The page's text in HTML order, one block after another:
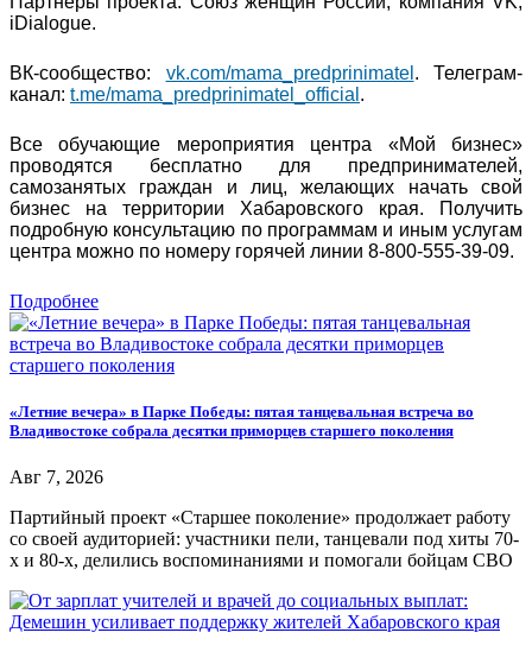
iDialogue.
ВК-сообщество: vk.com/mama_predprinimatel . Телеграм-
канал: t.me/mama_predprinimatel_official .
Все обучающие мероприятия центра «Мой бизнес»
проводятся бесплатно для предпринимателей,
самозанятых граждан и лиц, желающих начать свой
бизнес на территории Хабаровского края. Получить
подробную консультацию по программам и иным услугам
центра можно по номеру горячей линии 8-800-555-39-09.
Подробнее
«Летние вечера» в Парке Победы: пятая танцевальная встреча во
Владивостоке собрала десятки приморцев старшего поколения
Авг 7, 2026
Партийный проект «Старшее поколение» продолжает работу
со своей аудиторией: участники пели, танцевали под хиты 70-
х и 80-х, делились воспоминаниями и помогали бойцам СВО